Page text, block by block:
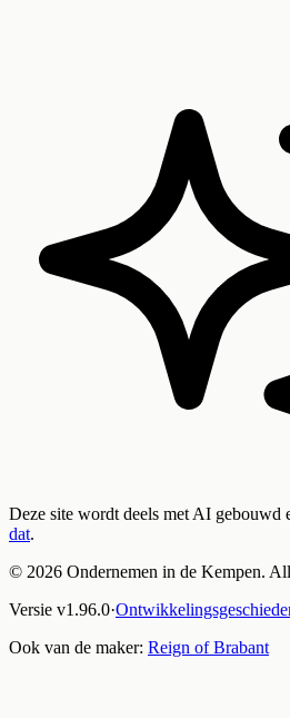
Deze site wordt deels met AI gebouwd
dat.
© 2026 Ondernemen in de Kempen.
Versie v1.96.0·
Ook van de maker: Reign of Brabant